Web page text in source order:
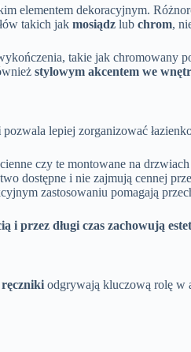
elementem dekoracyjnym.
takich jak mosiądz lub chrom,
takie jak chromowany
stylowym akcentem we
pozwala lepiej zorganizować
czy te montowane na
dostępne i nie zajmują cennej
zastosowaniu pomagają
i przez długi czas zachowują
odgrywają kluczową rolę w